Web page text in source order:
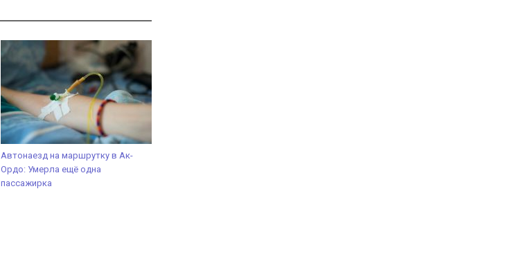
Автонаезд на маршрутку в Ак-
Ордо: Умерла ещё одна
пассажирка